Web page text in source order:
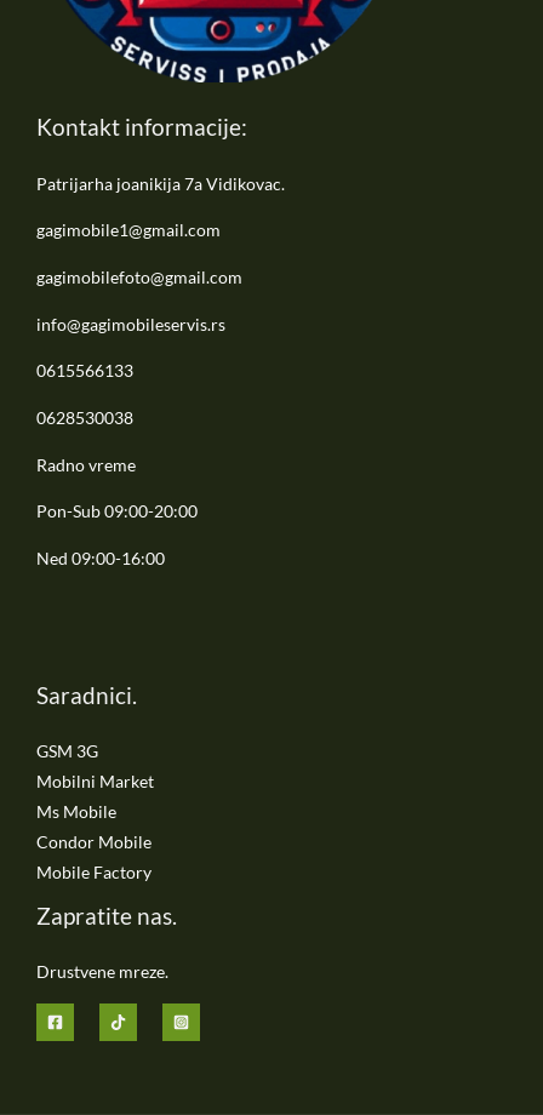
Kontakt informacije:
Patrijarha joanikija 7a Vidikovac.
gagimobile1@gmail.com
gagimobilefoto@gmail.com
info@gagimobileservis.rs
0615566133
0628530038
Radno vreme
Pon-Sub 09:00-20:00
Ned 09:00-16:00
Saradnici.
GSM 3G
Mobilni Market
Ms Mobile
Condor Mobile
Mobile Factory
Zapratite nas.
Drustvene mreze.